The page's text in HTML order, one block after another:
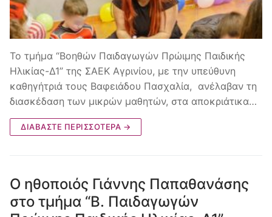
Το τμήμα “Βοηθών Παιδαγωγών Πρώιμης Παιδικής
Ηλικίας-Δ1” της ΣΑΕΚ Αγρινίου, με την υπεύθυνη
καθηγήτριά τους Βαφειάδου Πασχαλία, ανέλαβαν τη
διασκέδαση των μικρών μαθητών, στα αποκριάτικα…
ΔΙΑΒΆΣΤΕ ΠΕΡΙΣΣΌΤΕΡΑ →
Ο ηθοποιός Γιάννης Παπαθανάσης
στο τμήμα “Β. Παιδαγωγών